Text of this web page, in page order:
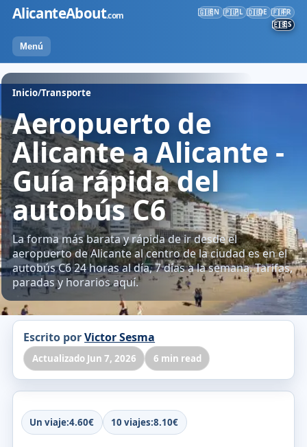
contenido
AlicanteAbout.com
Menú
🇬🇧EN 🇵🇱PL 🇩🇪DE 🇫🇷FR
🇪🇸ES
Inicio/Transporte
Aeropuerto de
Alicante a Alicante -
Guía rápida del
autobús C6
La forma más barata y rápida de ir desde el
aeropuerto de Alicante al centro de la ciudad es en el
autobús C6 24 horas al día, 7 días a la semana. Tarifas,
paradas y horarios aquí.
Escrito porVictor Sesma
Actualizado Jun 7, 2026 6 min read
Un viaje:4.60€ 10 viajes:8.10€